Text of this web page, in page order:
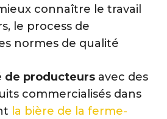
connaître le travail
le process de
normes de qualité
de producteursavec des
commercialisés dans
la bière de la ferme-